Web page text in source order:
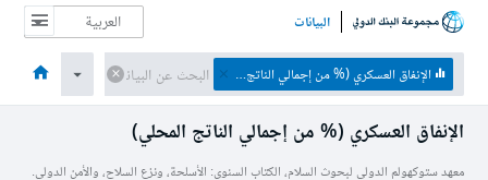
البيانات
الصفحة الرئيسية الاقتصادات الموضوعات البيانات والموارد نبذة عن الإنفاق العسكري (% من إجمالي الناتج المحلي)
الإنفاق العسكري (% من إجمالي الناتج المحلي)
معهد ستوكهولم الدولي لبحوث السلام، الكتاب السنوي: الأسلحة، ونزع السلاح، والأمن الدولي.